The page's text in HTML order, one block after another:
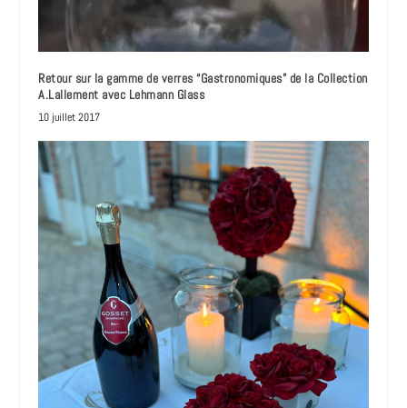
Retour sur la gamme de verres “Gastronomiques” de la Collection
A.Lallement avec Lehmann Glass
10 juillet 2017